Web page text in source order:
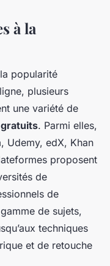
à la
popularité
plusieurs
une variété de
. Parmi elles,
Udemy, edX, Khan
proposent
de
de
de sujets,
techniques
et de retouche